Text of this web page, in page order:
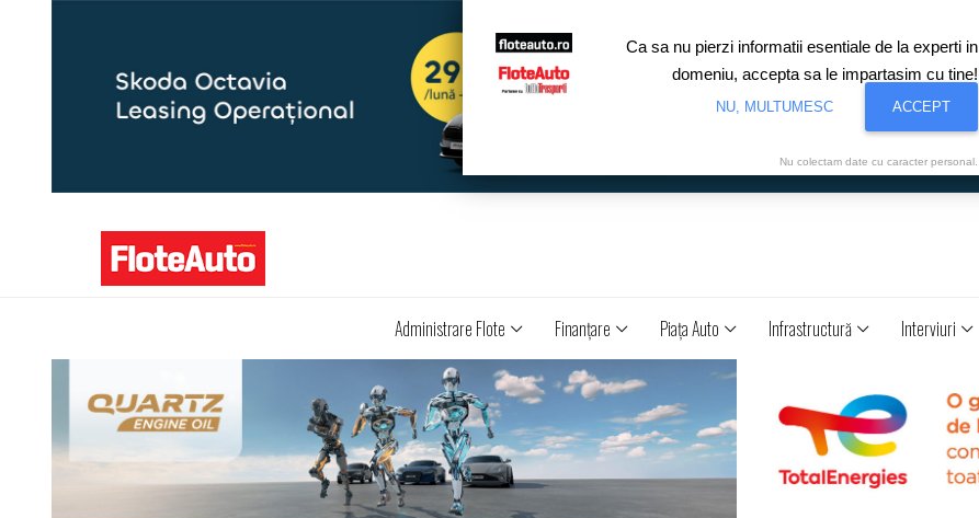
Administrare Flote Finanţare Piaţa Auto Infrastructură Interviuri
Ca sa nu pierzi informatii esentiale de la experti in
domeniu, accepta sa le impartasim cu tine!
NU, MULTUMESC ACCEPT
Nu colectam date cu caracter personal.